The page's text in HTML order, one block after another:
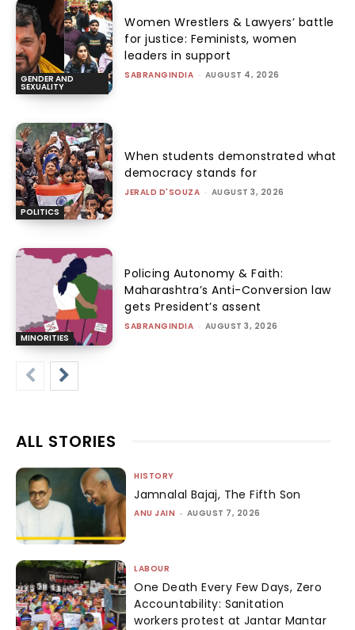
GENDER AND
SEXUALITY
Women Wrestlers & Lawyers’ battle
for justice: Feminists, women
leaders in support
SABRANGINDIA - AUGUST 4, 2026
POLITICS
When students demonstrated what
democracy stands for
JERALD D'SOUZA - AUGUST 3, 2026
MINORITIES
Policing Autonomy & Faith:
Maharashtra’s Anti-Conversion law
gets President’s assent
SABRANGINDIA - AUGUST 3, 2026
ALL STORIES
HISTORY
Jamnalal Bajaj, The Fifth Son
ANU JAIN - AUGUST 7, 2026
LABOUR
One Death Every Few Days, Zero
Accountability: Sanitation
workers protest at Jantar Mantar